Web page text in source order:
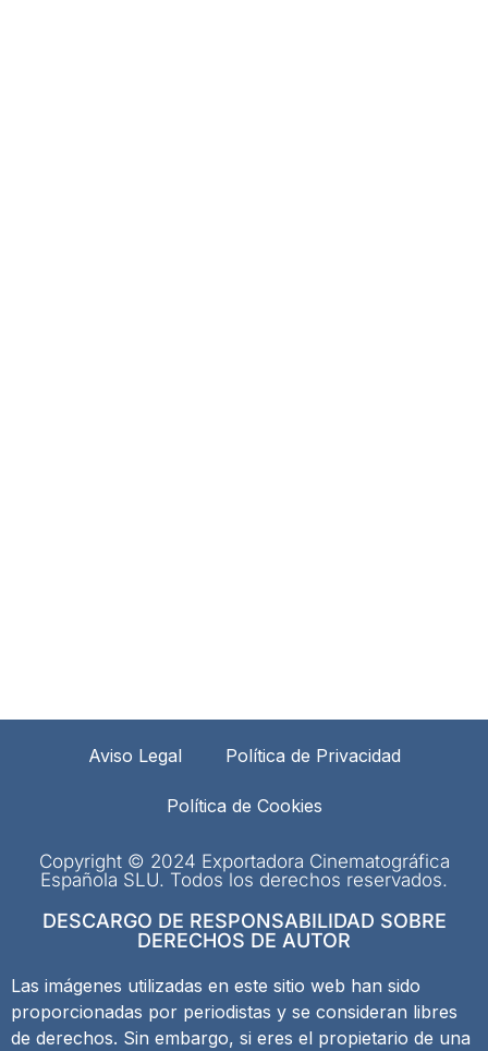
Aviso Legal Política de Privacidad
Política de Cookies
Copyright © 2024 Exportadora Cinematográfica
Española SLU. Todos los derechos reservados.
DESCARGO DE RESPONSABILIDAD SOBRE
DERECHOS DE AUTOR
Las imágenes utilizadas en este sitio web han sido
proporcionadas por periodistas y se consideran libres
de derechos. Sin embargo, si eres el propietario de una